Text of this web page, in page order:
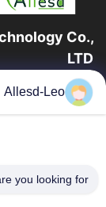
Co.,
LTD
16 سال تجربه، به
صفحه اصلی
Allesd-Leo
you looking for?